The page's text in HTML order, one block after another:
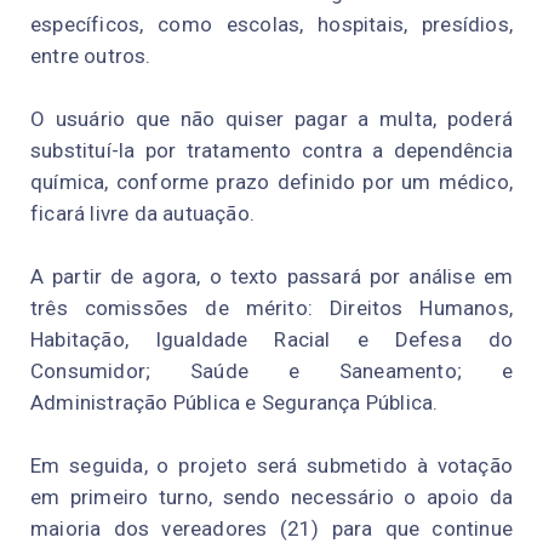
específicos, como escolas, hospitais, presídios,
entre outros.
O usuário que não quiser pagar a multa, poderá
substituí-la por tratamento contra a dependência
química, conforme prazo definido por um médico,
ficará livre da autuação.
A partir de agora, o texto passará por análise em
três comissões de mérito: Direitos Humanos,
Habitação, Igualdade Racial e Defesa do
Consumidor; Saúde e Saneamento; e
Administração Pública e Segurança Pública.
Em seguida, o projeto será submetido à votação
em primeiro turno, sendo necessário o apoio da
maioria dos vereadores (21) para que continue